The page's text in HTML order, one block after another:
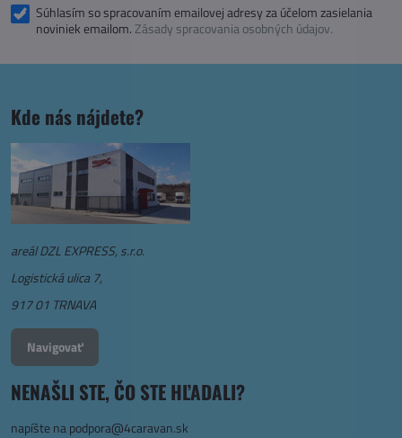
Súhlasím so spracovaním emailovej adresy za účelom zasielania
noviniek emailom.Zásady spracovania osobných údajov.
Kde nás nájdete?
areál DZL EXPRESS, s.r.o.
Logistická ulica 7,
917 01 TRNAVA
Navigovať
NENAŠLI STE, ČO STE HĽADALI?
napíšte napodpora@4caravan.sk